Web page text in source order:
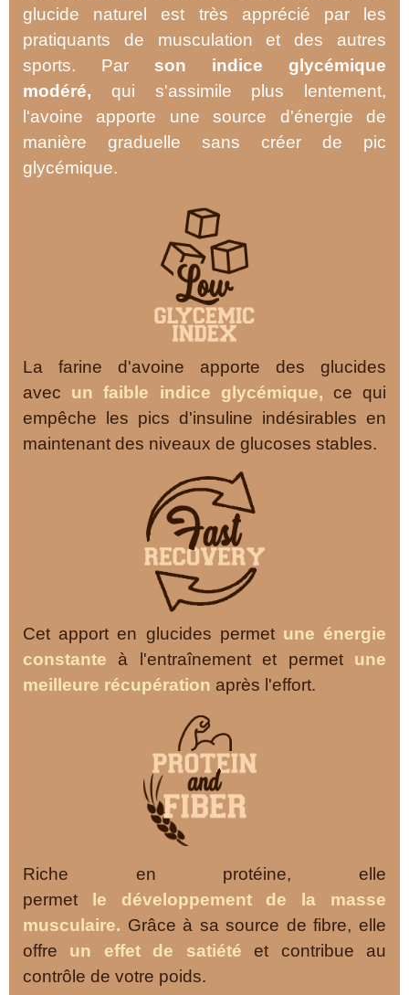
glucide naturel est très apprécié par les
pratiquants de musculation et des autres
sports. Par son indice glycémique
modéré, qui s'assimile plus lentement,
l'avoine apporte une source d'énergie de
manière graduelle sans créer de pic
glycémique.
La farine d'avoine apporte des glucides
avec
un faible indice glycémique, ce qui
empêche les pics d'insuline indésirables en
maintenant des niveaux de glucoses stables.
Cet apport en glucides permet une énergie
constante à l'entraînement et permet une
meilleure récupération après l'effort.
Riche en protéine, elle
permet
le développementde la masse
musculaire. Grâce à sa source de fibre, elle
offre un effet de satiété et contribue au
contrôle de votre poids.